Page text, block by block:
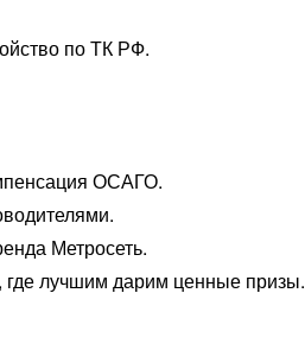
по ТК РФ.
ОСАГО.
Метросеть.
где лучшим дарим ценные призы.